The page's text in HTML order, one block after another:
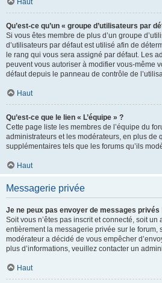
Haut
Qu’est-ce qu’un « groupe d’utilisateurs par
Si vous êtes membre de plus d’un groupe
d’utilisateurs par défaut est utilisé afin de
le rang qui vous sera assigné par défaut. Les
peuvent vous autoriser à modifier vous-même
défaut depuis le panneau de contrôle de
Haut
Qu’est-ce que le lien « L’équipe » ?
Cette page liste les membres de l’équipe du
administrateurs et les modérateurs, en plus de
supplémentaires tels que les forums qu’ils
Haut
Messagerie privée
Je ne peux pas envoyer de messages privés
Soit vous n’êtes pas inscrit et connecté, soit un
entièrement la messagerie privée sur le forum,
modérateur a décidé de vous empêcher
plus d’informations, veuillez contacter un
Haut